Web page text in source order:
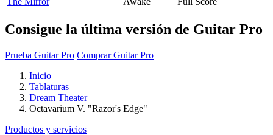
Consigue la última versión de Guitar Pro
Prueba Guitar Pro Comprar Guitar Pro
Inicio
Tablaturas
Dream Theater
Octavarium V. "Razor's Edge"
Productos y servicios